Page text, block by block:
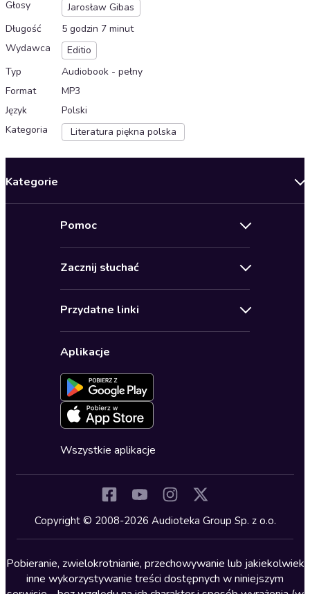
Głosy
Jarosław Gibas
Długość
5 godzin 7 minut
Wydawca
Editio
Typ
Audiobook - pełny
Format
MP3
Język
Polski
Kategoria
Literatura piękna polska
Kategorie
Biznes, marketing, ekonomia
Dla młodzieży
Kryminały
Lektury szkolne
Literatura anglojęzyczna
Literatura faktu
Pomoc
Pomoc
Ustawienia prywatności
Formularz zgłaszania nielegalnych treści
Deklaracja dostępności
Zacznij słuchać
Karnety
Oferta dla firm i bibliotek
Przydatne linki
Dołącz do newslettera
Blog
Zapowiedzi
Cykle audiobooków
Aplikacje
Wszystkie aplikacje
Copyright © 2008-2026 Audioteka Group Sp. z o.o.
Pobieranie, zwielokrotnianie, przechowywanie lub jakiekolwiek
inne wykorzystywanie treści dostępnych w niniejszym